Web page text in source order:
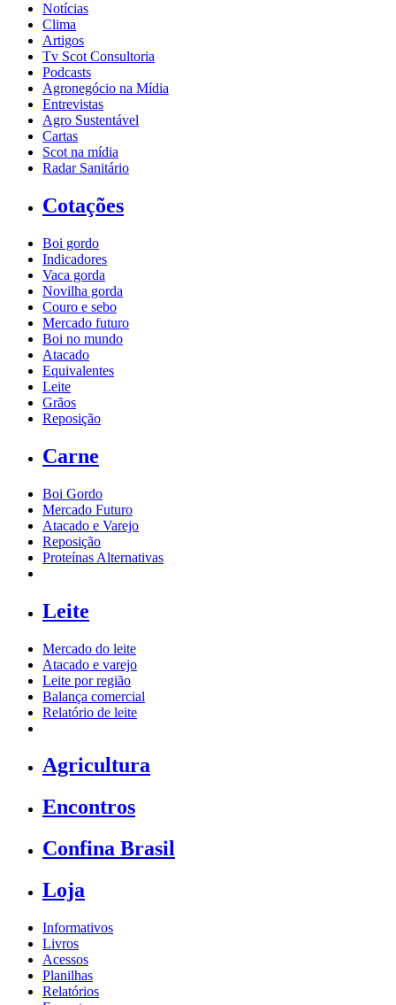
Notícias
Clima
Artigos
Tv Scot Consultoria
Podcasts
Agronegócio na Mídia
Entrevistas
Agro Sustentável
Cartas
Scot na mídia
Radar Sanitário
Cotações
Boi gordo
Indicadores
Vaca gorda
Novilha gorda
Couro e sebo
Mercado futuro
Boi no mundo
Atacado
Equivalentes
Leite
Grãos
Reposição
Carne
Boi Gordo
Mercado Futuro
Atacado e Varejo
Reposição
Proteínas Alternativas
Leite
Mercado do leite
Atacado e varejo
Leite por região
Balança comercial
Relatório de leite
Agricultura
Encontros
Confina Brasil
Loja
Informativos
Livros
Acessos
Planilhas
Relatórios